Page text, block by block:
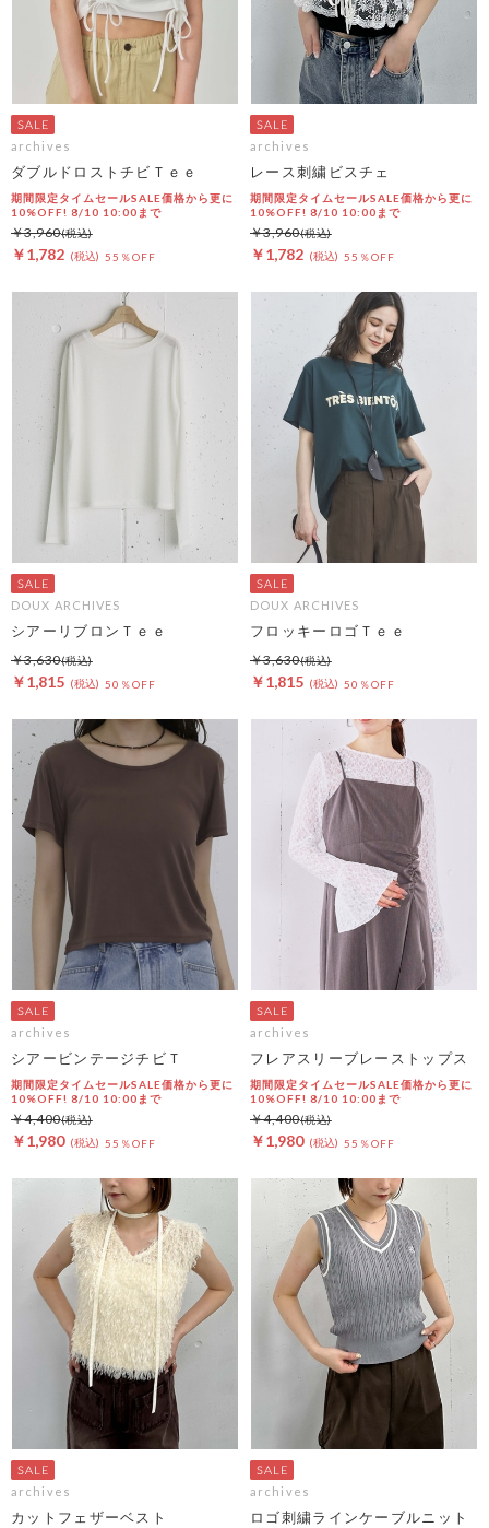
archives
ダブルドロストチビＴｅｅ
期間限定タイムセールSALE価格から更に
10%OFF! 8/10 10:00まで
￥1,782 55％OFF
￥3,960
archives
レース刺繍ビスチェ
期間限定タイムセールSALE価格から更に
10%OFF! 8/10 10:00まで
￥1,782 55％OFF
￥3,960
DOUX ARCHIVES
シアーリブロンＴｅｅ
￥1,815 50％OFF
￥3,630
DOUX ARCHIVES
フロッキーロゴＴｅｅ
￥1,815 50％OFF
￥3,630
archives
シアービンテージチビＴ
期間限定タイムセールSALE価格から更に
10%OFF! 8/10 10:00まで
￥1,980 55％OFF
￥4,400
archives
フレアスリーブレーストップス
期間限定タイムセールSALE価格から更に
10%OFF! 8/10 10:00まで
￥1,980 55％OFF
￥4,400
archives
カットフェザーベスト
archives
ロゴ刺繍ラインケーブルニット